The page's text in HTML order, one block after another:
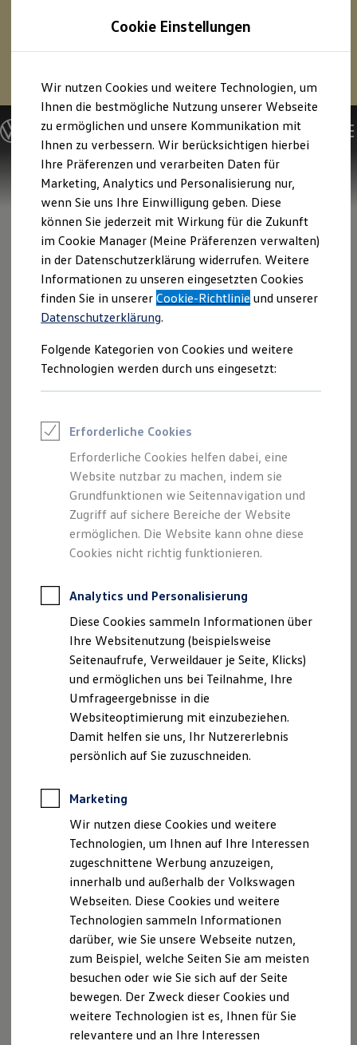
Hauptinhalt
springen
Footer
springen
Profitieren Sie von bis zu6.000 € 1
VolkswagenID. oder
Hybridmodelle.
Mehr zur E‑Auto-Förderung
Modelle und Konfigurator
Konfigurator
Modelle vergleichen
Konfiguration laden
Autosuche
Elektroautos
ENERGY Sondermodelle
Nutzfahrzeuge
SUV und CUV
Familienautos
Kombis
Kompaktwagen
Sportwagen
Schnell verfügbare Fahrzeuge
Angebote und Produkte
Aktuelle Angebote
E-Auto-Förderung
Volkswagen Marktplatz
Elektromobilität bei Gebrauchtwagen
Saisonangebote
Reifenpakete
Leasing
Leasing-Angebote
Gebrauchtwagen Leasing
Junge Gebrauchtwagen-Leasing
Elektroauto Leasing
Kleinwagen-Leasing
Autokredit mit Schlussrate
Versicherungen und Garantien
Kfz-Versicherung
Restschuldversicherungen
Garantien
Wartungsverträge
Geschäftskunden
Professional Class bei Volkswagen
Großkunden
Behörden
Direktkunden
Sonderfahrzeuge
Elektromobilität
Elektroautos
Elektrofahrzeugkonzepte
ID. EVERY1
Reichweite
Reichweite der ID. Modelle
Reichweite im Winter
Rekuperation
Laden
Laden unterwegs
Laden Zuhause
Ladestationen finden
Ladezeitensimulator
Sicherheit
Garantie und Lebensdauer
Nachhaltigkeit
Cookie Einstellungen
Wir nutzen Cookies und weitere Technologien, um
Ihnen die bestmögliche Nutzung unserer Webseite
zu ermöglichen und unsere Kommunikation mit
Ihnen zu verbessern. Wir berücksichtigen hierbei
Ihre Präferenzen und verarbeiten Daten für
Marketing, Analytics und Personalisierung nur,
wenn Sie uns Ihre Einwilligung geben. Diese
können Sie jederzeit mit Wirkung für die Zukunft
im Cookie Manager (Meine Präferenzen verwalten)
in der Datenschutzerklärung widerrufen. Weitere
Informationen zu unseren eingesetzten Cookies
finden Sie in unsererCookie-Richtlinie und unserer
Datenschutzerklärung.
Folgende Kategorien von Cookies und weitere
Technologien werden durch uns eingesetzt:
Erforderliche Cookies
Erforderliche Cookies helfen dabei, eine
Website nutzbar zu machen, indem sie
Grundfunktionen wie Seitennavigation und
Zugriff auf sichere Bereiche der Website
ermöglichen. Die Website kann ohne diese
Cookies nicht richtig funktionieren.
Analytics und Personalisierung
Diese Cookies sammeln Informationen über
Ihre Websitenutzung (beispielsweise
Seitenaufrufe, Verweildauer je Seite, Klicks)
und ermöglichen uns bei Teilnahme, Ihre
Umfrageergebnisse in die
Websiteoptimierung mit einzubeziehen.
Damit helfen sie uns, Ihr Nutzererlebnis
persönlich auf Sie zuzuschneiden.
Marketing
Wir nutzen diese Cookies und weitere
Technologien, um Ihnen auf Ihre Interessen
zugeschnittene Werbung anzuzeigen,
innerhalb und außerhalb der Volkswagen
Webseiten. Diese Cookies und weitere
Technologien sammeln Informationen
darüber, wie Sie unsere Webseite nutzen,
zum Beispiel, welche Seiten Sie am meisten
besuchen oder wie Sie sich auf der Seite
bewegen. Der Zweck dieser Cookies und
weitere Technologien ist es, Ihnen für Sie
relevantere und an Ihre Interessen